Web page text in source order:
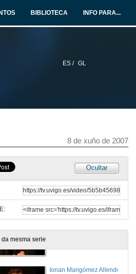
BIBLIOTECA INFO PARA...
ES / GL
8 de xuño de 2007
Ocultar
mesma serie
6 de xuño de 2007
8 de xuño de 2007
Ionan Marigómez Allende